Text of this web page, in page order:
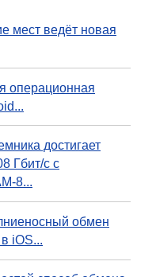
мест ведёт новая
операционная
достигает
Гбит/с с
8...
обмен
iOS...